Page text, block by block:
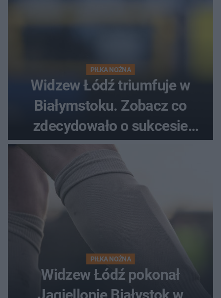
PIŁKA NOŻNA
Widzew Łódź triumfuje w
Białymstoku. Zobacz co
zdecydowało o sukcesie
gości
PIŁKA NOŻNA
Widzew Łódź pokonał